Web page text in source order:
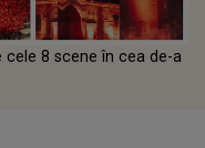
8 scene în cea de-a